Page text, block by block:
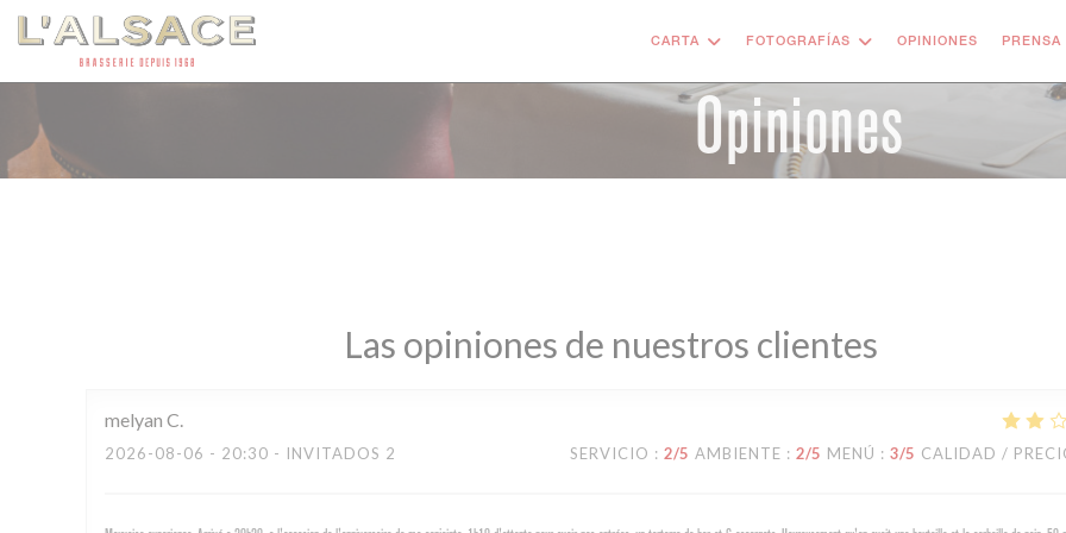
Personalización de sus opciones de cookies
CARTA FOTOGRAFÍAS OPINIONES
PRENSA
Opiniones
Las opiniones de nuestros clientes
melyan C
2026-08-06 - 20:30 - INVITADOS 2 SERVICIO : 2/5 AMBIENTE : 2/5 MENÚ : 3/5 CALIDAD /